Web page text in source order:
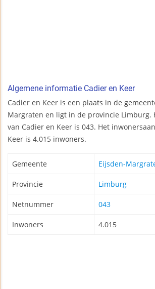
Algemene informatie Cadier en Keer
Cadier en Keer is een plaats in de
Margraten en ligt in de provincie Limburg.
van Cadier en Keer is 043. Het
Keer is 4.015 inwoners.
Gemeente Eijsden-
Provincie Limburg
Netnummer 043
Inwoners 4.015